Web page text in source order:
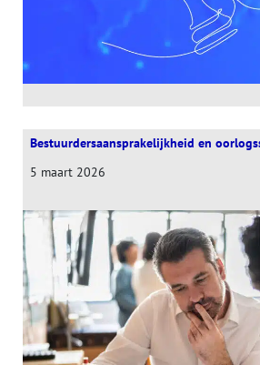
Bestuurdersaansprakelijkheid en
5 maart 2026